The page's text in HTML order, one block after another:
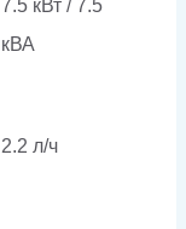
7.5 кВт / 7.5
кВА
2.2 л/ч